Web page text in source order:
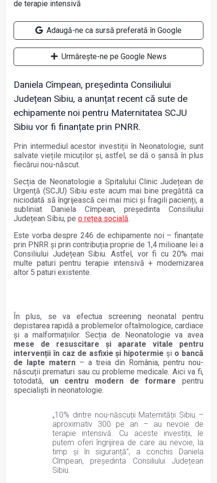
Adaugă-ne ca sursă preferată în Google
Urmărește-ne pe Google News
Daniela Cîmpean, președinta Consiliului
Județean Sibiu, a anunțat recent că sute de
echipamente noi pentru Maternitatea SCJU
Sibiu vor fi finanțate prin PNRR.
Prin intermediul acestor investiții în Neonatologie, sunt
salvate viețile micuților și, astfel, se dă o șansă în plus
fiecărui nou-născut.
Secția de Neonatologie a Spitalului Clinic Județean de
Urgență (SCJU) Sibiu este acum mai bine pregătită ca
niciodată să îngrijească cei mai mici și fragili pacienți, a
subliniat Daniela Cîmpean, președinta Consiliului
Județean Sibiu, pe o rețea socială.
Este vorba despre 246 de echipamente noi – finanțate
prin PNRR și prin contribuția proprie de 1,4 milioane lei a
Consiliului Județean Sibiu. Astfel, vor fi cu 20% mai
multe paturi pentru terapie intensivă + modernizarea
altor 5 paturi existente.
În plus, se va efectua screening neonatal pentru
depistarea rapidă a problemelor oftalmologice, cardiace
și a malformațiilor. Secția de Neonatologie va avea
mese de resuscitare și aparate vitale pentru
intervenții în caz de asfixie și hipotermie și o bancă
de lapte matern – a treia din România, pentru nou-
născuții prematuri sau cu probleme medicale. Aici va fi,
totodată, un centru modern de formare pentru
specialiști în neonatologie.
„10% dintre nou-născuții Maternității Sibiu –
aproximativ 300 pe an – au nevoie de
terapie intensivă. Cu aceste investiții, le
putem oferi îngrijirea de care au nevoie, la
timp și în siguranță”, a conchis Daniela
Cîmpean, președinta Consiliului Județean
Sibiu.